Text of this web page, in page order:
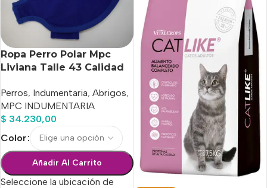
Ropa Perro Polar Mpc
Liviana Talle 43 Calidad
Perros, Indumentaria, Abrigos,
MPC INDUMENTARIA
$ 34.230,00
Color
Añadir Al Carrito
Seleccione la ubicación de